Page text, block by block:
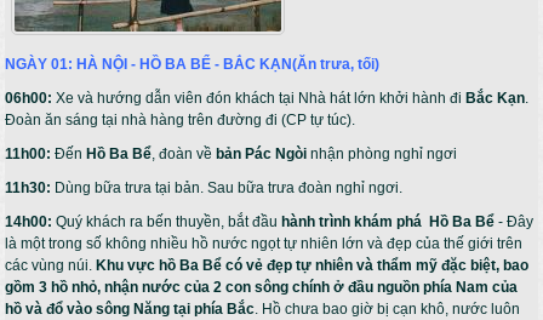
NGÀY 01: HÀ NỘI - HỒ BA BỂ - BẮC KẠN(Ăn trưa, tối)
06h00: Xe và hướng dẫn viên đón khách tại Nhà hát lớn khởi hành đi Bắc Kạn
Đoàn ăn sáng tại nhà hàng trên đường đi (CP tự túc).
11h00: ĐếnHồ Ba Bể , đoàn vềbản Pác Ngòi nhận phòng nghỉ ngơi
11h30: Dùng bữa trưa tại bản. Sau bữa trưa đoàn nghỉ ngơi.
14h00: Quý khách ra bến thuyền, bắt đầuhành trình khám phá Hồ Ba Bể - Đây
là một trong số không nhiều hồ nước ngọt tự nhiên lớn và đẹp của thế giới trên
các vùng núi.Khu vực hồ Ba Bể có vẻ đẹp tự nhiên và thẩm mỹ đặc biệt, bao
gồm 3 hồ nhỏ, nhận nước của 2 con sông chính ở đầu nguồn phía Nam của
hồ và đổ vào sông Năng tại phía Bắc . Hồ chưa bao giờ bị cạn khô, nước luôn